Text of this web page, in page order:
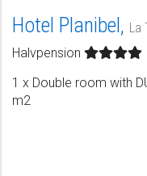
Hotel Planibel, La
Halvpension
1 x Double room with
m2